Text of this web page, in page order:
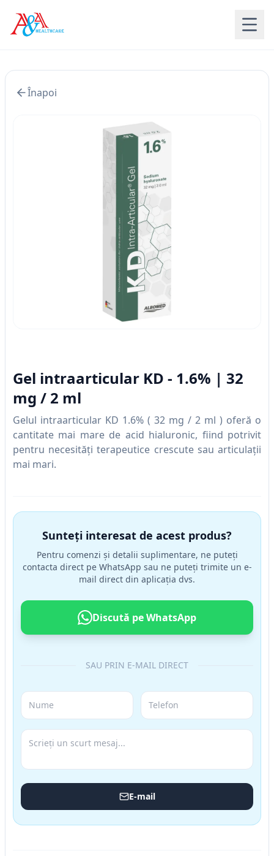
Infiltrații Genunchi
Contact
Înapoi
Gel intraarticular KD - 1.6% | 32
mg / 2 ml
Gelul intraarticular KD 1.6% ( 32 mg / 2 ml ) oferă o
cantitate mai mare de acid hialuronic, fiind potrivit
pentru necesități terapeutice crescute sau articulații
mai mari.
Sunteți interesat de acest produs?
Pentru comenzi și detalii suplimentare, ne puteți
contacta direct pe WhatsApp sau ne puteți trimite un e-
mail direct din aplicația dvs.
Discută pe WhatsApp
SAU PRIN E-MAIL DIRECT
E-mail